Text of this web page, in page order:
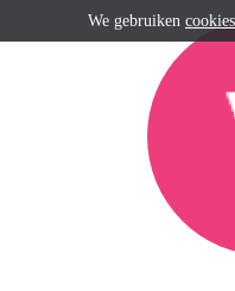
We gebruiken cookies